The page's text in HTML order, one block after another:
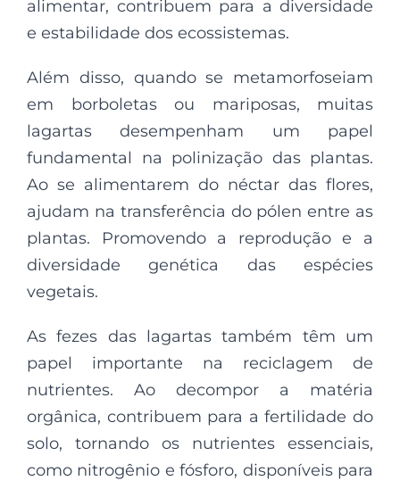
alimentar, contribuem para a diversidade
e estabilidade dos ecossistemas.
Além disso, quando se metamorfoseiam
em borboletas ou mariposas, muitas
lagartas desempenham um papel
fundamental na polinização das plantas.
Ao se alimentarem do néctar das flores,
ajudam na transferência do pólen entre as
plantas. Promovendo a reprodução e a
diversidade genética das espécies
vegetais.
As fezes das lagartas também têm um
papel importante na reciclagem de
nutrientes. Ao decompor a matéria
orgânica, contribuem para a fertilidade do
solo, tornando os nutrientes essenciais,
como nitrogênio e fósforo, disponíveis para